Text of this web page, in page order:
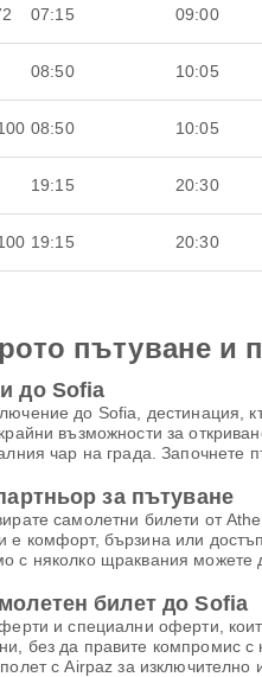
07:15 09:00
08:50 10:05
08:50 10:05
19:15 20:30
19:15 20:30
пътуване и
до Sofia
до Sofia, дестинация,
възможности за
чар на града.
за пътуване
самолетни билети от
е комфорт, бързина или
с няколко щраквания можете
билет до Sofia
и специални оферти,
без да правите компромис
с Airpaz за